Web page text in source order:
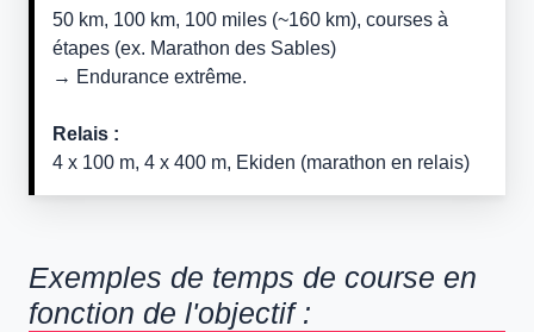
50 km, 100 km, 100 miles (~160 km), courses à
étapes (ex. Marathon des Sables)
→ Endurance extrême.
Relais :
4 x 100 m, 4 x 400 m, Ekiden (marathon en relais)
Exemples de temps de course en
fonction de l'objectif :